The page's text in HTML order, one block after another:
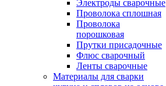
Электроды сварочные
Проволока сплошная
Проволока
порошковая
Прутки присадочные
Флюс сварочный
Ленты сварочные
Материалы для сварки